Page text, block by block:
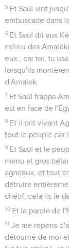
5 Et Saül vint
embuscade dans
6 Et Saül dit aux
milieu des
eux ; car toi, tu
lorsqu'ils
d'Amalek.
7 Et Saül frappa
est en face de
8 Et il prit vivant
tout le peuple par
9 Et Saül et le
menu et gros
agneaux, et tout
détruire
chétif, cela ils le
10 Et la parole de
11 Je me repens
détourné de moi